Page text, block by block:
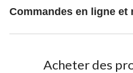
Commandes en ligne et
Acheter des